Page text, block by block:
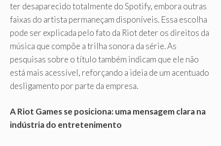
ter desaparecido totalmente do Spotify, embora outras
faixas do artista permaneçam disponíveis. Essa escolha
pode ser explicada pelo fato da Riot deter os direitos da
música que compõe a trilha sonora da série. As
pesquisas sobre o título também indicam que ele não
está mais acessível, reforçando a ideia de um acentuado
desligamento por parte da empresa.
A Riot Games se posiciona: uma mensagem clara na
indústria do entretenimento